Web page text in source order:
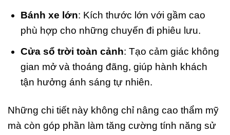
Bánh xe lớn: Kích thước lớn với gầm cao
phù hợp cho những chuyến đi phiêu lưu.
Cửa sổ trời toàn cảnh: Tạo cảm giác không
gian mở và thoáng đãng, giúp hành khách
tận hưởng ánh sáng tự nhiên.
Những chi tiết này không chỉ nâng cao thẩm mỹ
mà còn góp phần làm tăng cường tính năng sử